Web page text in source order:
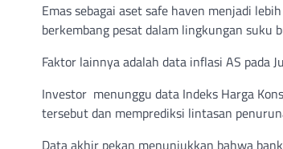
Emas sebagai aset safe haven menjadi
berkembang pesat dalam lingkungan suku
Faktor lainnya adalah data inflasi AS pada
Investor menunggu data Indeks Harga
tersebut dan memprediksi lintasan
Data akhir pekan menunjukkan bahwa